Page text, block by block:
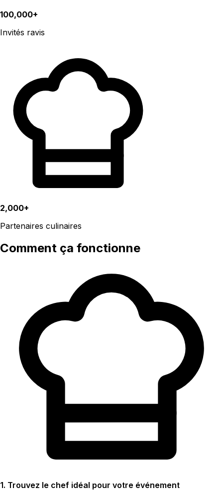
100,000+
Invités ravis
2,000+
Partenaires culinaires
Comment ça fonctionne
1. Trouvez le chef idéal pour votre événement